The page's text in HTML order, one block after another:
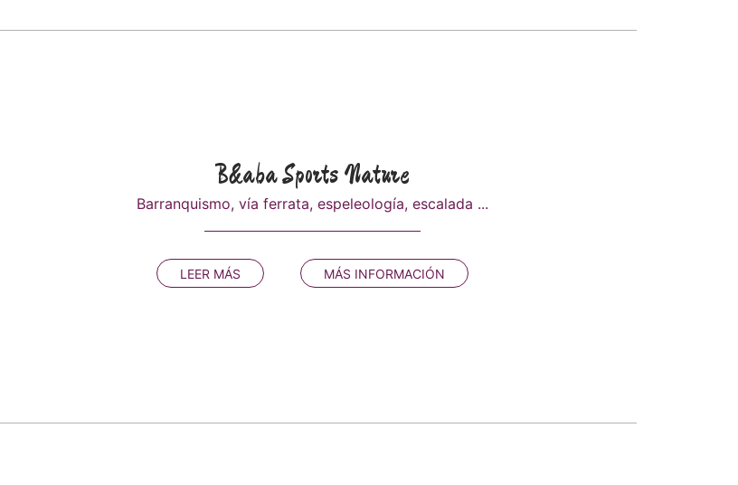
B&aba Sports Nature
Barranquismo, vía ferrata, espeleología, escalada ...
LEER MÁS MÁS INFORMACIÓN